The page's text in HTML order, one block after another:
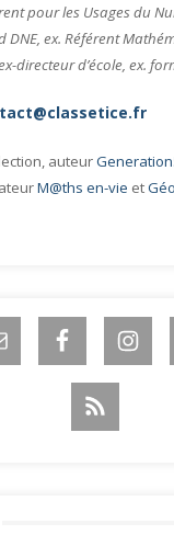
pour les Usages du
ex. Référent
directeur d’école, ex.
auteur
M@ths en-vie et